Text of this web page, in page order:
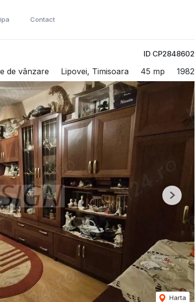
Contact
ID CP2848602
de vânzare Lipovei, Timisoara 45 mp 1982
Harta
Next